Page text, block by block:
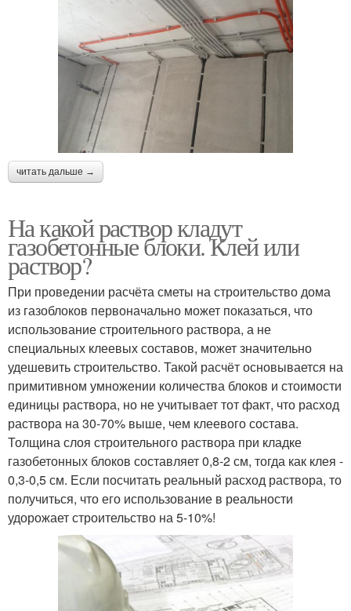
читать дальше →
На какой раствор кладут
газобетонные блоки. Клей или
раствор?
При проведении расчёта сметы на строительство дома
из газоблоков первоначально может показаться, что
использование строительного раствора, а не
специальных клеевых составов, может значительно
удешевить строительство. Такой расчёт основывается на
примитивном умножении количества блоков и стоимости
единицы раствора, но не учитывает тот факт, что расход
раствора на 30-70% выше, чем клеевого состава.
Толщина слоя строительного раствора при кладке
газобетонных блоков составляет 0,8-2 см, тогда как клея -
0,3-0,5 см. Если посчитать реальный расход раствора, то
получиться, что его использование в реальности
удорожает строительство на 5-10%!